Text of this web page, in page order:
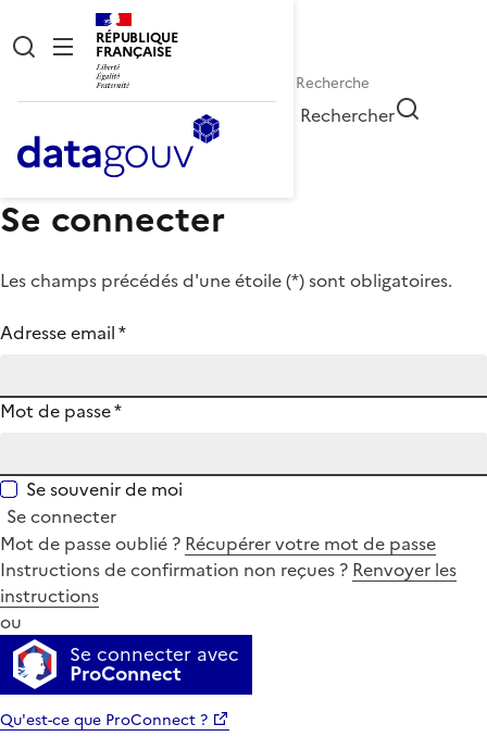
RÉPUBLIQUE
FRANÇAISE
Rechercher
Se connecter
Les champs précédés d'une étoile (*) sont obligatoires.
Adresse email*
Mot de passe*
Se souvenir de moi
Se connecter
Mot de passe oublié ? Récupérer votre mot de passe
Instructions de confirmation non reçues ? Renvoyer les
instructions
ou
Se connecter avec
ProConnect
Qu'est-ce que ProConnect ?